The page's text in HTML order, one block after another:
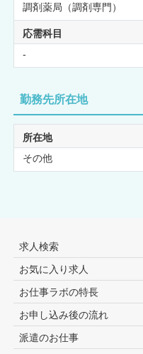
調剤薬局（調剤専門）
応需科目
-
勤務先所在地
所在地
その他
求人検索
お気に入り求人
お仕事ラボの特長
お申し込み後の流れ
派遣のお仕事